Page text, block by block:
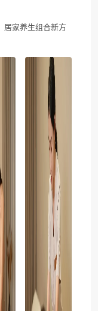
居家养生组合新方